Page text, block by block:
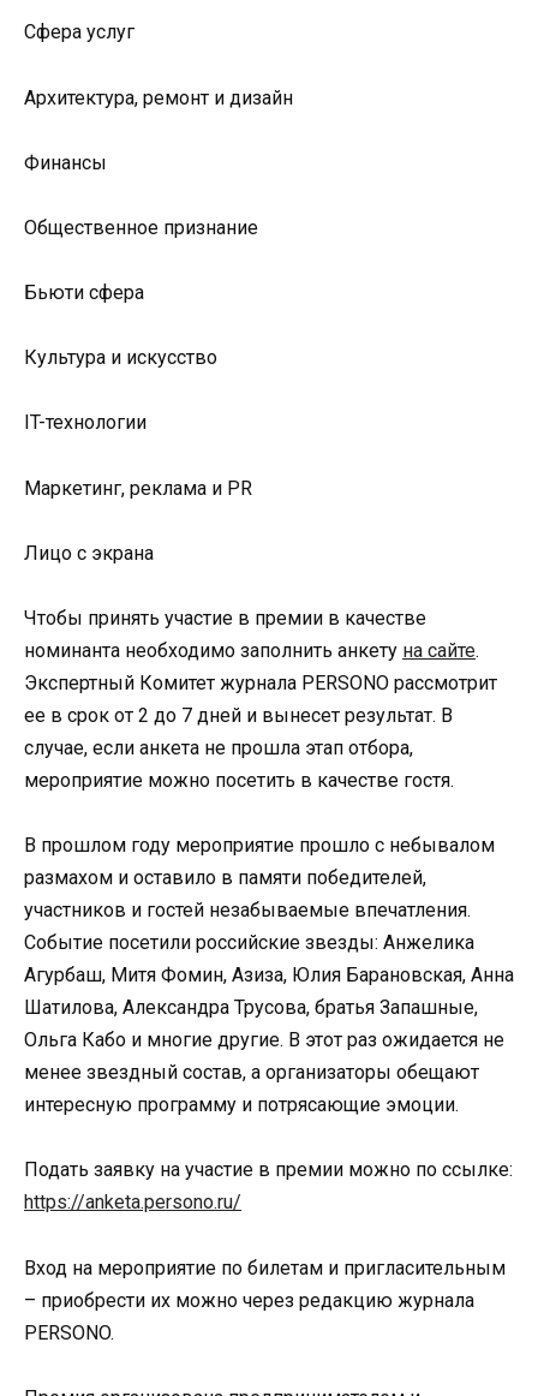
Сфера услуг
Архитектура, ремонт и дизайн
Финансы
Общественное признание
Бьюти сфера
Культура и искусство
IT-технологии
Маркетинг, реклама и PR
Лицо с экрана
Чтобы принять участие в премии в качестве
номинанта необходимо заполнить анкету на сайте.
Экспертный Комитет журнала PERSONO рассмотрит
ее в срок от 2 до 7 дней и вынесет результат. В
случае, если анкета не прошла этап отбора,
мероприятие можно посетить в качестве гостя.
В прошлом году мероприятие прошло с небывалом
размахом и оставило в памяти победителей,
участников и гостей незабываемые впечатления.
Событие посетили российские звезды: Анжелика
Агурбаш, Митя Фомин, Азиза, Юлия Барановская, Анна
Шатилова, Александра Трусова, братья Запашные,
Ольга Кабо и многие другие. В этот раз ожидается не
менее звездный состав, а организаторы обещают
интересную программу и потрясающие эмоции.
Подать заявку на участие в премии можно по ссылке:
https://anketa.persono.ru/
Вход на мероприятие по билетам и пригласительным
– приобрести их можно через редакцию журнала
PERSONO.